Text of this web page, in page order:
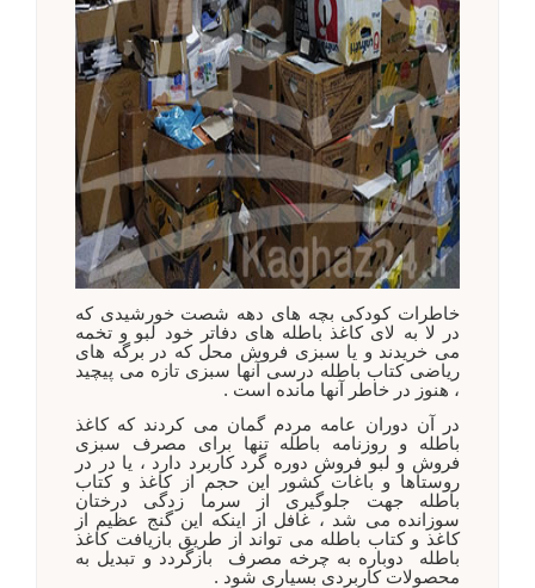
خاطرات کودکی بچه های دهه شصت خورشیدی که
در لا به لای کاغذ باطله های دفاتر خود لبو و تخمه
می خریدند و یا سبزی فروش محل که در برگه های
ریاضی کتاب باطله درسی آنها سبزی تازه می پیچید
، هنوز در خاطر آنها مانده است .
در آن دوران عامه مردم گمان می کردند که کاغذ
باطله و روزنامه باطله تنها برای مصرف سبزی
فروش و لبو فروش دوره گرد کاربرد دارد ، یا در در
روستاها و باغات کشور این حجم از کاغذ و کتاب
باطله جهت جلوگیری از سرما زدگی درختان
سوزانده می شد ، غافل از اینکه این گنج عظیم از
کاغذ و کتاب باطله می تواند از طریق بازیافت کاغذ
باطله دوباره به چرخه مصرف بازگردد و تبدیل به
محصولات کاربردی بسیاری شود .